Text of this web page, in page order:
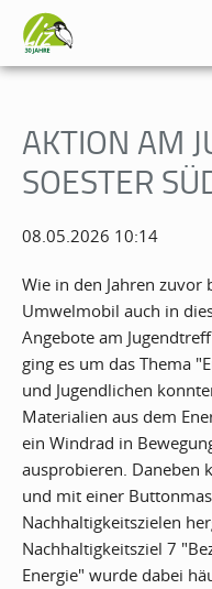
AKTION AM
SOESTER
08.05.2026 10:14
Wie in den Jahren zuvor
Umwelmobil auch in
Angebote am
ging es um das Thema
und Jugendlichen
Materialien aus dem
ein Windrad in
ausprobieren. Daneben
und mit einer
Nachhaltigkeitszielen
Nachhaltigkeitsziel 7
Energie" wurde dabei